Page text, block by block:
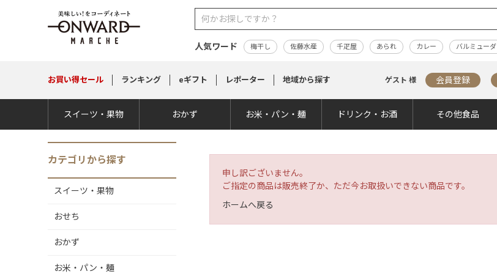
人気ワード 梅干し 佐藤水産 千疋屋 あられ カレー バルミューダ
お買い得セール ランキング eギフト レポーター 地域から探す ゲスト 様 会員登録
スイーツ・果物 おかず お米・パン・麺 ドリンク・お酒 その他食品
カテゴリから探す
スイーツ・果物
おせち
おかず
お米・パン・麺
申し訳ございません。
ご指定の商品は販売終了か、ただ今お取扱いできない商品です。
ホームへ戻る